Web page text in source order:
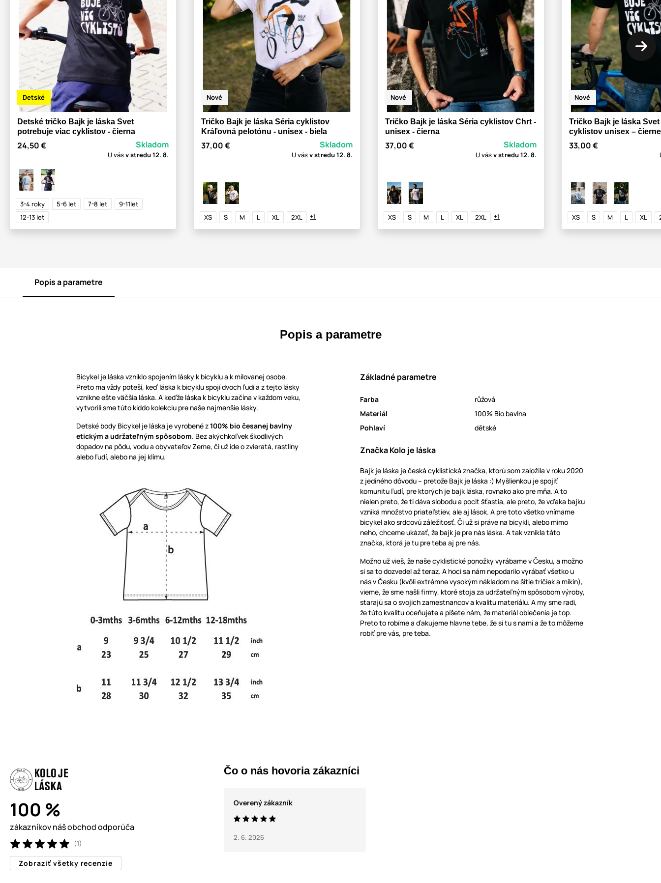
Detské
Detské tričko Bajk je láska Svet
potrebuje viac cyklistov - čierna
24,50 € Skladom
U vásv stredu12. 8.
3-4 roky 5-6 let 7-8 let
9-11let
12-13 let
Nové
Tričko Bajk je láska Séria cyklistov
Kráľovná pelotónu - unisex - biela
37,00 € Skladom
U vásv stredu12. 8.
XS S M L XL 2XL +1
Nové
Tričko Bajk je láska Séria cyklistov Chrt -
unisex - čierna
37,00 € Skladom
U vásv stredu12. 8.
XS S M L XL 2XL +1
Nové
Tričko Bajk je láska
cyklistov unisex –
33,00 €
XS S M L XL
Popis a parametre
Popis a parametre
Bicykel je láska vzniklo spojením lásky k bicyklu a k milovanej osobe.
Preto ma vždy poteší, keď láska k bicyklu spojí dvoch ľudí a z tejto lásky
vznikne ešte väčšia láska. A keďže láska k bicyklu začína v každom veku,
vytvorili sme túto kiddo kolekciu pre naše najmenšie lásky.
Detské body Bicykel je láska je vyrobené z100% bio česanej bavlny
etickým a udržateľným spôsobom. Bez akýchkoľvek škodlivých
dopadov na pôdu, vodu a obyvateľov Zeme, či už ide o zvieratá, rastliny
alebo ľudí, alebo na jej klímu.
Základné parametre
Farba
růžová
Materiál
100% Bio bavlna
Pohlaví
dětské
Značka Kolo je láska
Bajk je láska je česká cyklistická značka, ktorú som založila v roku 2020
z jediného dôvodu – pretože Bajk je láska :) Myšlienkou je spojiť
komunitu ľudí, pre ktorých je bajk láska, rovnako ako pre mňa. A to
nielen preto, že ti dáva slobodu a pocit šťastia, ale preto, že vďaka bajku
vzniká množstvo priateľstiev, ale aj lások. A pre toto všetko vnímame
bicykel ako srdcovú záležitosť. Či už si práve na bicykli, alebo mimo
neho, chceme ukázať, že bajk je pre nás láska. A tak vznikla táto
značka, ktorá je tu pre teba aj pre nás.
Možno už vieš, že naše cyklistické ponožky vyrábame v Česku, a možno
si sa to dozvedel až teraz. A hoci sa nám nepodarilo vyrábať všetko u
nás v Česku (kvôli extrémne vysokým nákladom na šitie tričiek a mikín),
vieme, že sme našli firmy, ktoré stoja za udržateľným spôsobom výroby,
starajú sa o svojich zamestnancov a kvalitu materiálu. A my sme radi,
že túto kvalitu oceňujete a píšete nám, že materiál oblečenia je top.
Preto to robíme a ďakujeme hlavne tebe, že si tu s nami a že to môžeme
robiť pre vás, pre teba.
100 %
zákazníkov náš obchod odporúča
(1)
Zobraziť všetky recenzie
Čo o nás hovoria zákazníci
Overený zákazník
2. 6. 2026